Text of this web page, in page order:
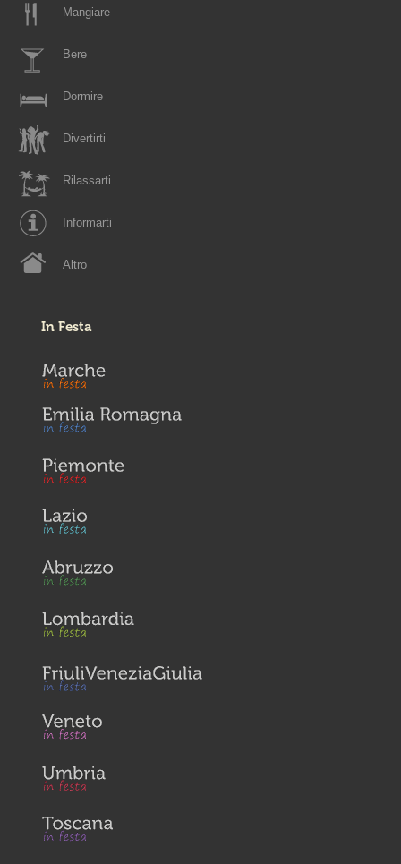
Mangiare
Bere
Dormire
Divertirti
Rilassarti
Informarti
Altro
In Festa